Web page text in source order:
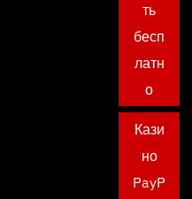
ть
бесп
латн
о
Кази
но
PayP